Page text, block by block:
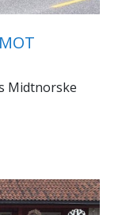
Midtnorske